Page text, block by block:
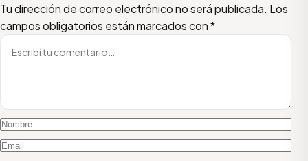
Tu dirección de correo electrónico no será publicada. Los
campos obligatorios están marcados con*
Escribí tu comentario
Nombre
Email